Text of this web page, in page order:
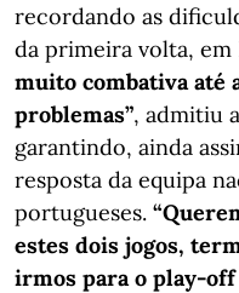
recordando as
da primeira volta, em
muito combativa até
problemas”, admitiu
garantindo, ainda
resposta da equipa
portugueses.
estes dois jogos,
irmos para o play-off